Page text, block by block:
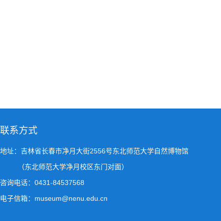
联系方式
地址：吉林省长春市净月大街2556号东北师范大学自然博物馆
（东北师范大学净月校区东门对面）
咨询电话：0431-84537568
电子信箱：museum@nenu.edu.cn